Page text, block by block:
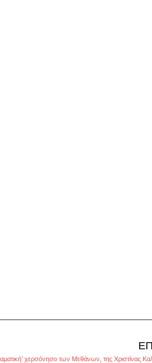
χερσόνησο των Μεθάνων, της Χριστίνας